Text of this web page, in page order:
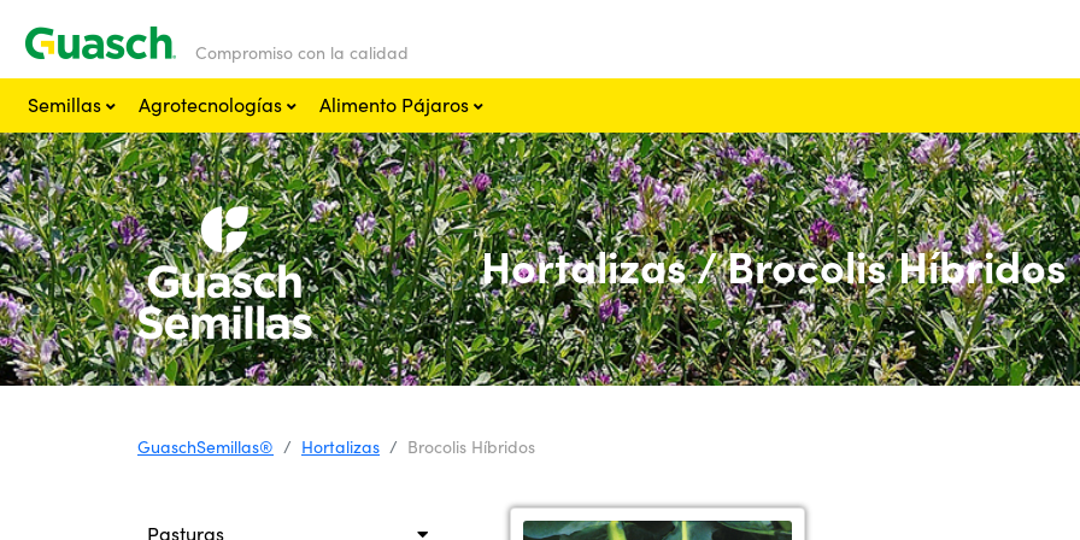
Compromiso con la calidad
Semillas
Agrotecnologías Alimento Pájaros
Hortalizas / Brocolis Híbridos
GuaschSemillas® Hortalizas Brocolis Híbridos
Pasturas